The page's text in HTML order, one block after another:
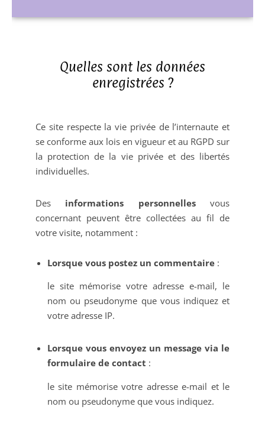
Quelles sont les données
enregistrées ?
Ce site respecte la vie privée de l’internaute et
se conforme aux lois en vigueur et au RGPD sur
la protection de la vie privée et des libertés
individuelles.
Des informations personnellesvous
concernant peuvent être collectées au fil de
votre visite, notamment :
Lorsque vous postez un commentaire :
le site mémorise votre adresse e-mail, le
nom ou pseudonyme que vous indiquez et
votre adresse IP.
Lorsque vous envoyez un message via le
formulaire de contact :
le site mémorise votre adresse e-mail et le
nom ou pseudonyme que vous indiquez.